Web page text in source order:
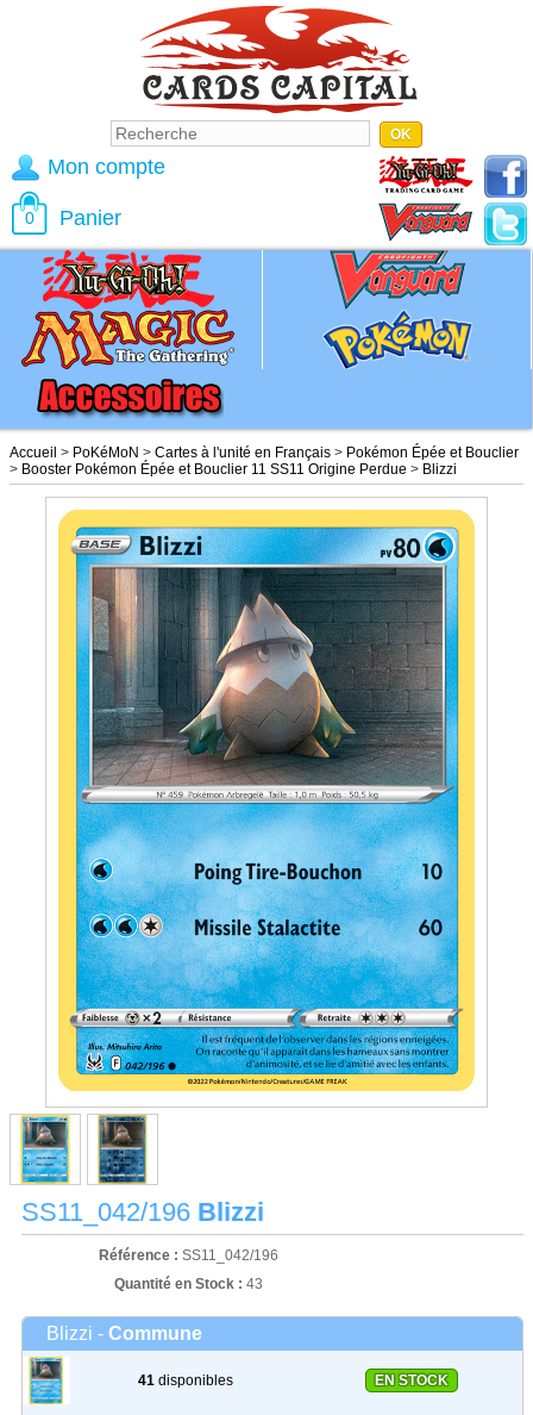
Accueil > PoKéMoN > Cartes à l'unité en Français > Pokémon Épée et Bouclier
> Booster Pokémon Épée et Bouclier 11 SS11 Origine Perdue > Blizzi
SS11_042/196 Blizzi
Référence : SS11_042/196
Quantité en Stock : 43
Blizzi - Commune
41disponibles EN STOCK
Mon compte
0 Panier